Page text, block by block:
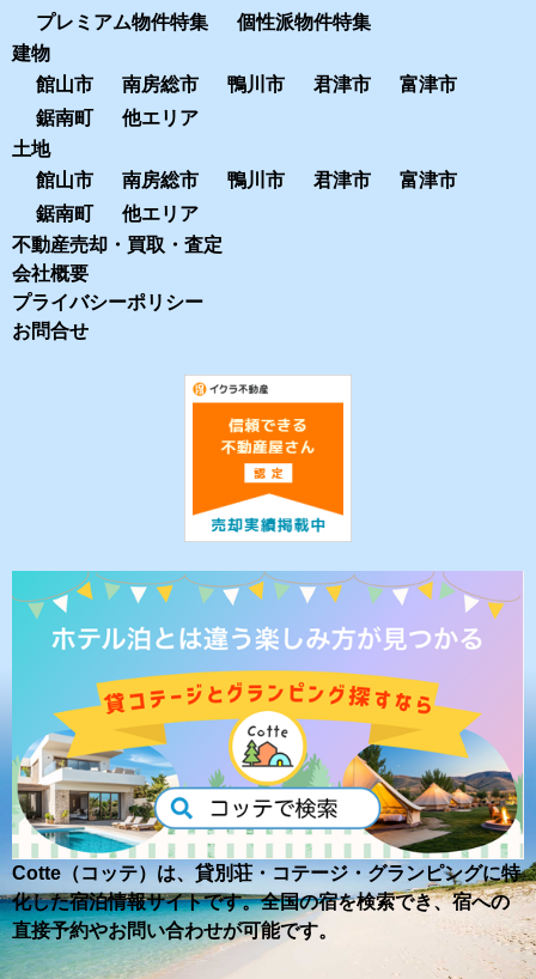
プレミアム物件特集
個性派物件特集
建物
館山市
南房総市 鴨川市 君津市
富津市
鋸南町
他エリア
土地
館山市
南房総市 鴨川市 君津市
富津市
鋸南町
他エリア
不動産売却・買取・査定
会社概要
プライバシーポリシー
お問合せ
Cotte（コッテ）は、貸別荘・コテージ・グランピングに特
化した宿泊情報サイトです。全国の宿を検索でき、宿への
直接予約やお問い合わせが可能です。